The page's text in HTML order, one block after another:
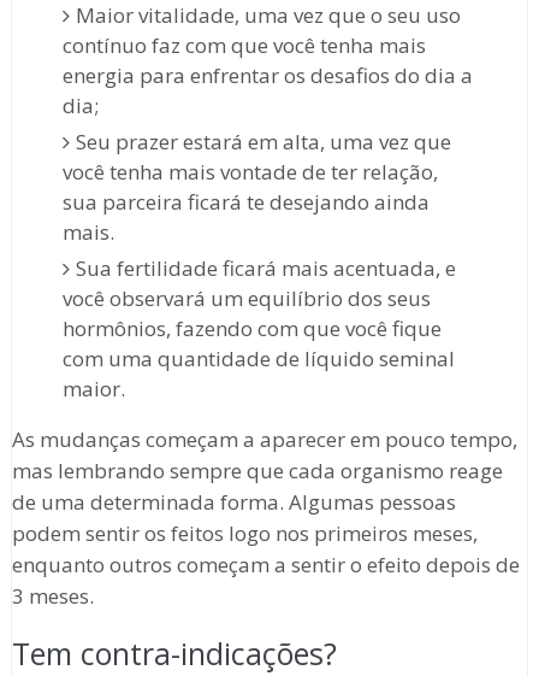
Maior vitalidade, uma vez que o seu uso
contínuo faz com que você tenha mais
energia para enfrentar os desafios do dia a
dia;
Seu prazer estará em alta, uma vez que
você tenha mais vontade de ter relação,
sua parceira ficará te desejando ainda
mais.
Sua fertilidade ficará mais acentuada, e
você observará um equilíbrio dos seus
hormônios, fazendo com que você fique
com uma quantidade de líquido seminal
maior.
As mudanças começam a aparecer em pouco tempo,
mas lembrando sempre que cada organismo reage
de uma determinada forma. Algumas pessoas
podem sentir os feitos logo nos primeiros meses,
enquanto outros começam a sentir o efeito depois de
3 meses.
Tem contra-indicações?